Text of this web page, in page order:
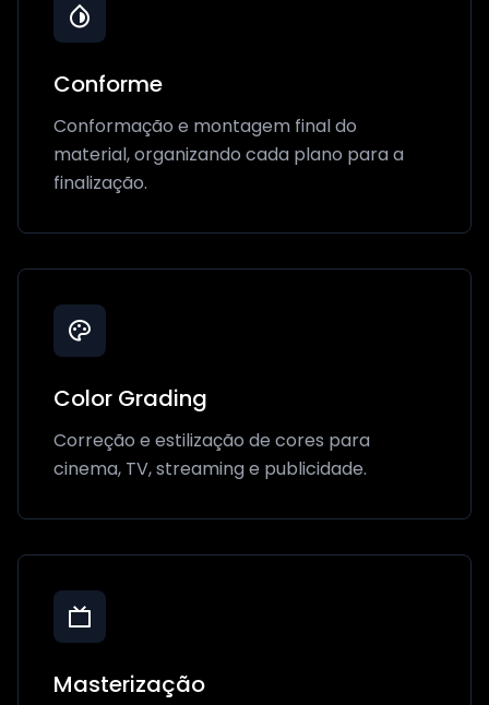
Conforme
Conformação e montagem final do
material, organizando cada plano para a
finalização.
Color Grading
Correção e estilização de cores para
cinema, TV, streaming e publicidade.
Masterização